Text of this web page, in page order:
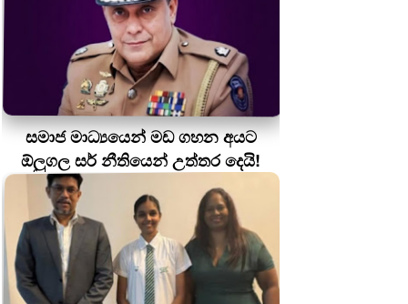
සමාජ මාධ්‍යයෙන් මඩ ගහන අයට
ඕලුගල සර් නීතියෙන් උත්තර දෙයි!